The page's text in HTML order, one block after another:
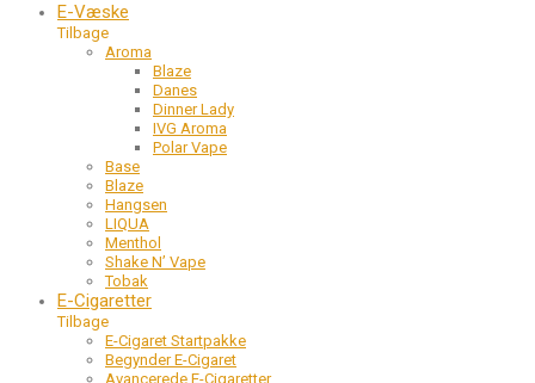
E-Væske
Tilbage
Aroma
Blaze
Danes
Dinner Lady
IVG Aroma
Polar Vape
Base
Blaze
Hangsen
LIQUA
Menthol
Shake N’ Vape
Tobak
E-Cigaretter
Tilbage
E-Cigaret Startpakke
Begynder E-Cigaret
Avancerede E-Cigaretter